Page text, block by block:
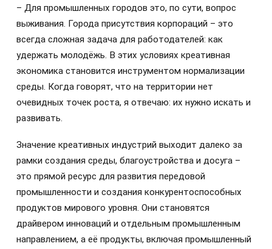
– Для промышленных городов это, по сути, вопрос
выживания. Города присутствия корпораций – это
всегда сложная задача для работодателей: как
удержать молодёжь. В этих условиях креативная
экономика становится инструментом нормализации
среды. Когда говорят, что на территории нет
очевидных точек роста, я отвечаю: их нужно искать и
развивать.
Значение креативных индустрий выходит далеко за
рамки создания среды, благоустройства и досуга –
это прямой ресурс для развития передовой
промышленности и создания конкурентоспособных
продуктов мирового уровня. Они становятся
драйвером инноваций и отдельным промышленным
направлением, а её продукты, включая промышленный